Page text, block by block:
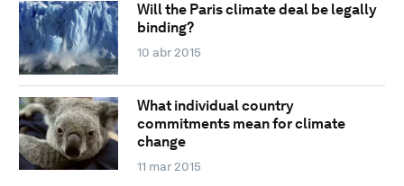
Will the Paris climate deal be legally
binding?
10 abr 2015
What individual country
commitments mean for climate
change
11 mar 2015